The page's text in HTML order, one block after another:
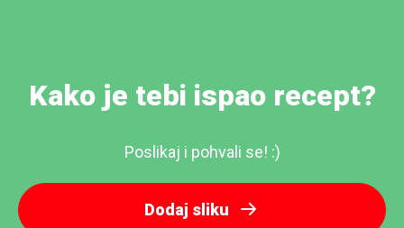
Kako je tebi ispao recept?
Poslikaj i pohvali se! :)
Dodaj sliku